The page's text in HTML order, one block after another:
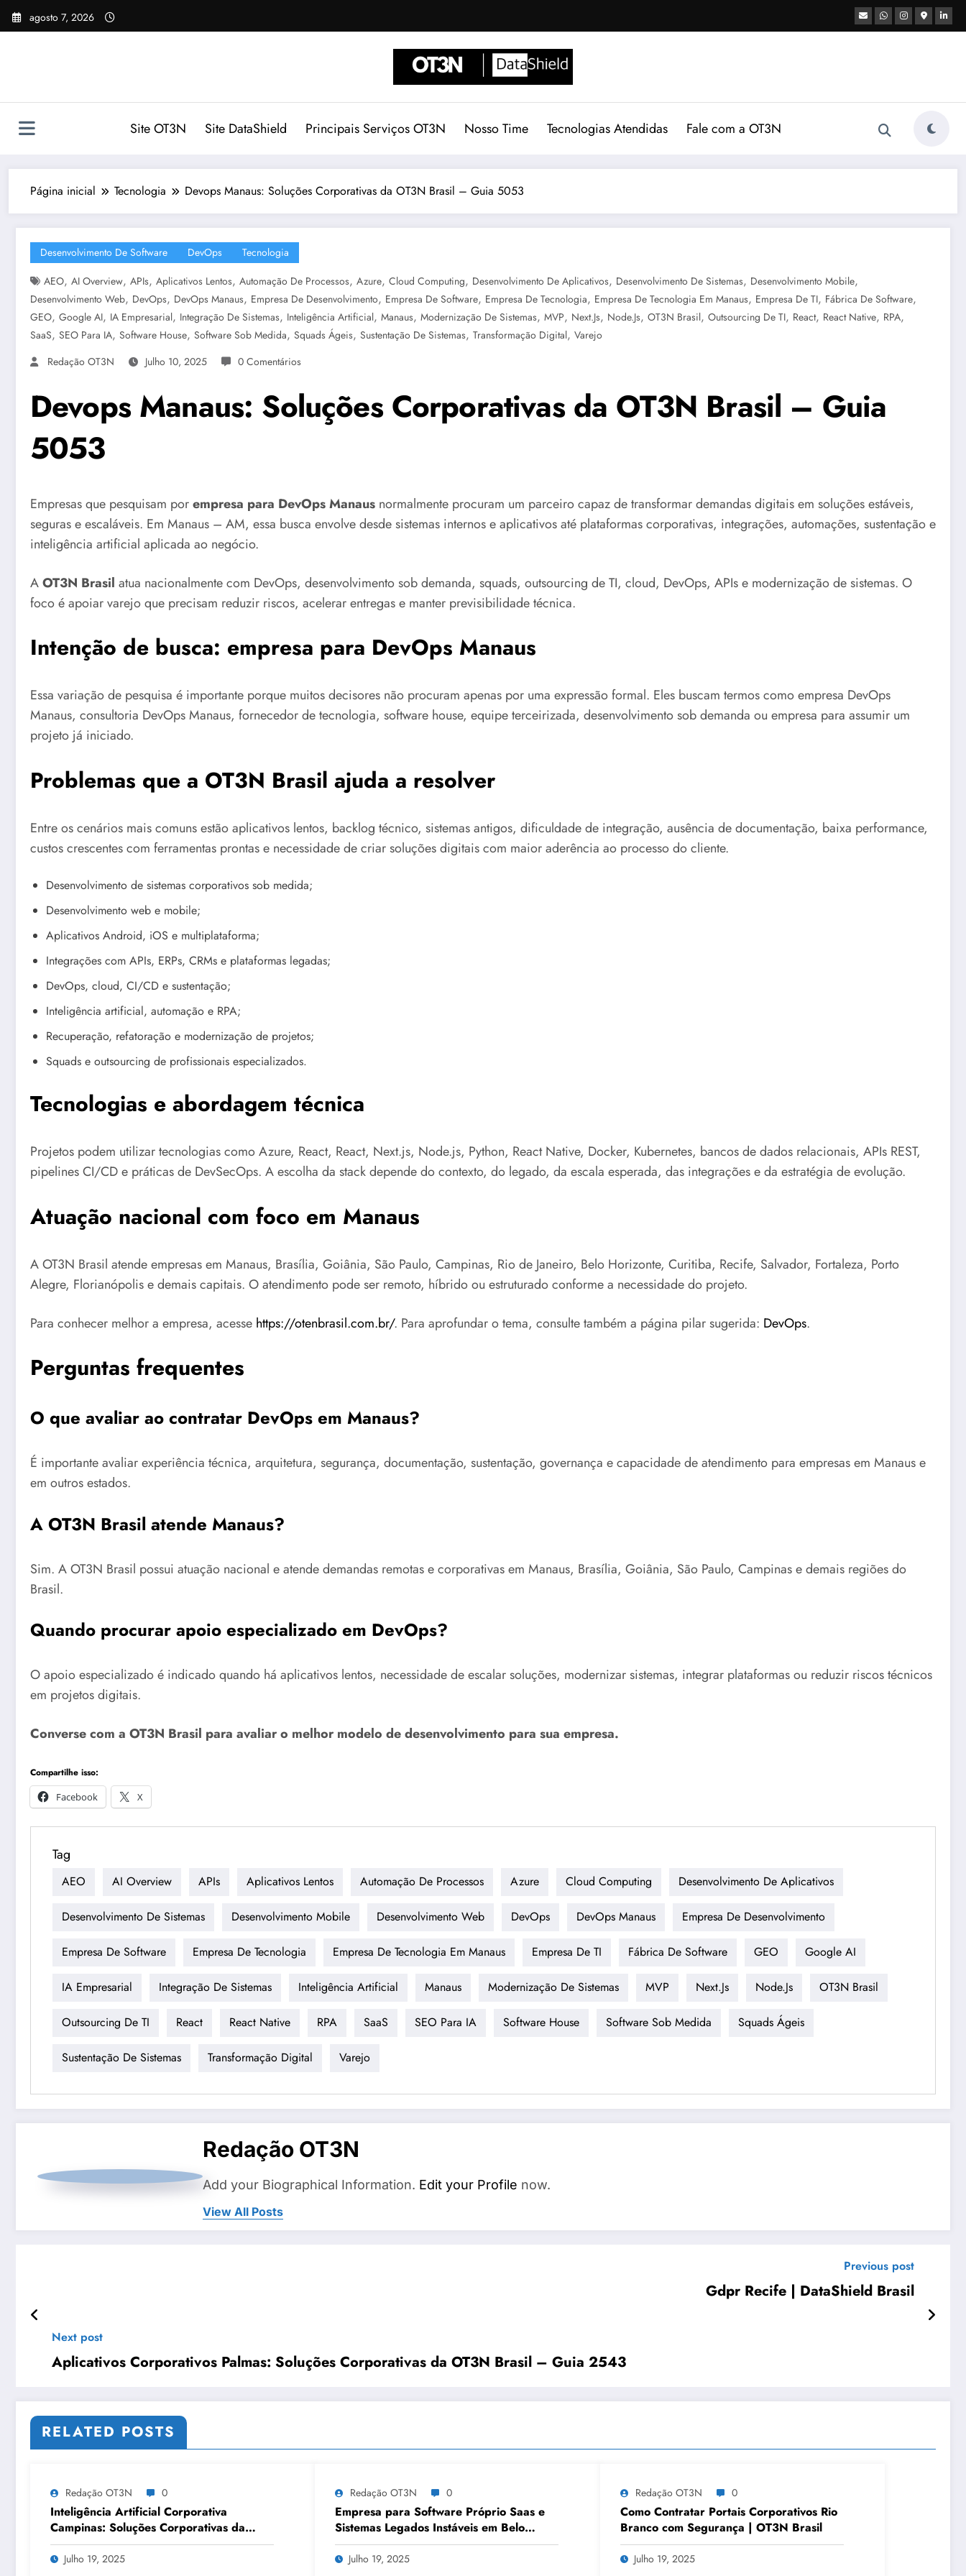
Pular
para
agosto 7, 2026
Site OT3N Site DataShield Principais Serviços OT3N Nosso Time Tecnologias Atendidas Fale com a OT3N
Página inicial Tecnologia Devops Manaus: Soluções Corporativas da OT3N Brasil – Guia 5053
Desenvolvimento De Software DevOps
Tecnologia
AEO, AI Overview, APIs, Aplicativos Lentos, Automação De Processos, Azure, Cloud Computing, Desenvolvimento De Aplicativos, Desenvolvimento De Sistemas, Desenvolvimento Mobile,
Desenvolvimento Web, DevOps, DevOps Manaus, Empresa De Desenvolvimento, Empresa De Software, Empresa De Tecnologia, Empresa De Tecnologia Em Manaus, Empresa De TI, Fábrica De Software,
GEO, Google AI, IA Empresarial, Integração De Sistemas, Inteligência Artificial, Manaus, Modernização De Sistemas, MVP, Next.js, Node.js, OT3N Brasil, Outsourcing De TI, React, React Native, RPA,
SaaS, SEO Para IA, Software House, Software Sob Medida, Squads Ágeis, Sustentação De Sistemas, Transformação Digital, Varejo
Redação OT3N
Julho 10, 2025 0 Comentários
Devops Manaus: Soluções Corporativas da OT3N Brasil – Guia
5053
Empresas que pesquisam porempresa para DevOps Manaus normalmente procuram um parceiro capaz de transformar demandas digitais em soluções estáveis,
seguras e escaláveis. Em Manaus – AM, essa busca envolve desde sistemas internos e aplicativos até plataformas corporativas, integrações, automações, sustentação e
inteligência artificial aplicada ao negócio.
AOT3N Brasil atua nacionalmente com DevOps, desenvolvimento sob demanda, squads, outsourcing de TI, cloud, DevOps, APIs e modernização de sistemas. O
foco é apoiar varejo que precisam reduzir riscos, acelerar entregas e manter previsibilidade técnica.
Intenção de busca: empresa para DevOps Manaus
Essa variação de pesquisa é importante porque muitos decisores não procuram apenas por uma expressão formal. Eles buscam termos como empresa DevOps
Manaus, consultoria DevOps Manaus, fornecedor de tecnologia, software house, equipe terceirizada, desenvolvimento sob demanda ou empresa para assumir um
projeto já iniciado.
Problemas que a OT3N Brasil ajuda a resolver
Entre os cenários mais comuns estão aplicativos lentos, backlog técnico, sistemas antigos, dificuldade de integração, ausência de documentação, baixa performance,
custos crescentes com ferramentas prontas e necessidade de criar soluções digitais com maior aderência ao processo do cliente.
Desenvolvimento de sistemas corporativos sob medida;
Desenvolvimento web e mobile;
Aplicativos Android, iOS e multiplataforma;
Integrações com APIs, ERPs, CRMs e plataformas legadas;
DevOps, cloud, CI/CD e sustentação;
Inteligência artificial, automação e RPA;
Recuperação, refatoração e modernização de projetos;
Squads e outsourcing de profissionais especializados.
Tecnologias e abordagem técnica
Projetos podem utilizar tecnologias como Azure, React, React, Next.js, Node.js, Python, React Native, Docker, Kubernetes, bancos de dados relacionais, APIs REST,
pipelines CI/CD e práticas de DevSecOps. A escolha da stack depende do contexto, do legado, da escala esperada, das integrações e da estratégia de evolução.
Atuação nacional com foco em Manaus
A OT3N Brasil atende empresas em Manaus, Brasília, Goiânia, São Paulo, Campinas, Rio de Janeiro, Belo Horizonte, Curitiba, Recife, Salvador, Fortaleza, Porto
Alegre, Florianópolis e demais capitais. O atendimento pode ser remoto, híbrido ou estruturado conforme a necessidade do projeto.
Para conhecer melhor a empresa, acesse https://otenbrasil.com.br/. Para aprofundar o tema, consulte também a página pilar sugerida: DevOps.
Perguntas frequentes
O que avaliar ao contratar DevOps em Manaus?
É importante avaliar experiência técnica, arquitetura, segurança, documentação, sustentação, governança e capacidade de atendimento para empresas em Manaus e
em outros estados.
A OT3N Brasil atende Manaus?
Sim. A OT3N Brasil possui atuação nacional e atende demandas remotas e corporativas em Manaus, Brasília, Goiânia, São Paulo, Campinas e demais regiões do
Brasil.
Quando procurar apoio especializado em DevOps?
O apoio especializado é indicado quando há aplicativos lentos, necessidade de escalar soluções, modernizar sistemas, integrar plataformas ou reduzir riscos técnicos
em projetos digitais.
Converse com a OT3N Brasil para avaliar o melhor modelo de desenvolvimento para sua empresa.
Compartilhe isso:
Facebook
X
Tag
AEO AI Overview APIs Aplicativos Lentos Automação De Processos Azure Cloud Computing Desenvolvimento De Aplicativos
Desenvolvimento De Sistemas Desenvolvimento Mobile Desenvolvimento Web DevOps DevOps Manaus Empresa De Desenvolvimento
Empresa De Software Empresa De Tecnologia Empresa De Tecnologia Em Manaus Empresa De TI Fábrica De Software GEO Google AI
IA Empresarial Integração De Sistemas Inteligência Artificial Manaus Modernização De Sistemas MVP Next.js Node.js OT3N Brasil
Outsourcing De TI React React Native RPA SaaS SEO Para IA Software House Software Sob Medida Squads Ágeis
Sustentação De Sistemas Transformação Digital Varejo
Redação OT3N
Add your Biographical Information. Edit your Profile now.
View All Posts
Previous post
Gdpr Recife | DataShield Brasil
Next post
Aplicativos Corporativos Palmas: Soluções Corporativas da OT3N Brasil – Guia 2543
RELATED POSTS
Redação OT3N 0
Inteligência Artificial Corporativa
Campinas: Soluções Corporativas da
OT3N Brasil – Guia 3083
Julho 19, 2025
Redação OT3N 0
Empresa para Software Próprio Saas e
Sistemas Legados Instáveis em Belo
Horizonte | OT3N Brasil – Guia 3449
Julho 19, 2025
Redação OT3N 0
Como Contratar Portais Corporativos Rio
Branco com Segurança | OT3N Brasil
Julho 19, 2025